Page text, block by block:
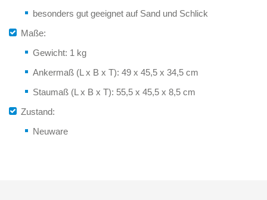
besonders gut geeignet auf Sand und Schlick
Maße:
Gewicht: 1 kg
Ankermaß (L x B x T): 49 x 45,5 x 34,5 cm
Staumaß (L x B x T): 55,5 x 45,5 x 8,5 cm
Zustand:
Neuware